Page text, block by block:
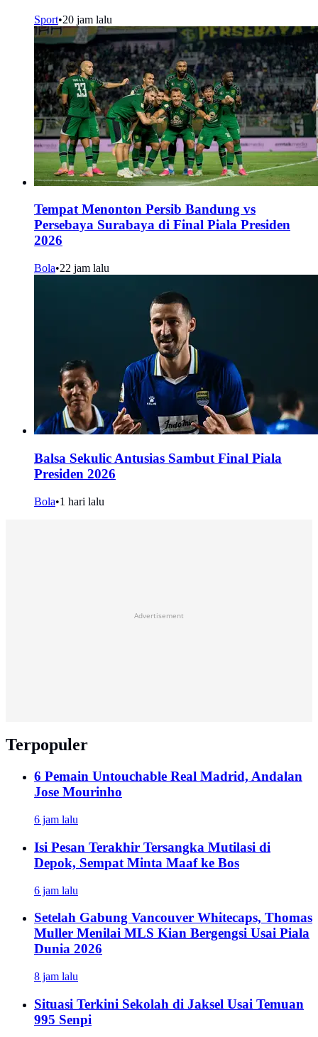
Sport•20 jam lalu
Tempat Menonton Persib Bandung vs
Persebaya Surabaya di Final Piala Presiden
2026
Bola•22 jam lalu
Balsa Sekulic Antusias Sambut Final Piala
Presiden 2026
Bola•1 hari lalu
Advertisement
Terpopuler
6 Pemain Untouchable Real Madrid, Andalan
Jose Mourinho
6 jam lalu
Isi Pesan Terakhir Tersangka Mutilasi di
Depok, Sempat Minta Maaf ke Bos
6 jam lalu
Setelah Gabung Vancouver Whitecaps, Thomas
Muller Menilai MLS Kian Bergengsi Usai Piala
Dunia 2026
8 jam lalu
Situasi Terkini Sekolah di Jaksel Usai Temuan
995 Senpi